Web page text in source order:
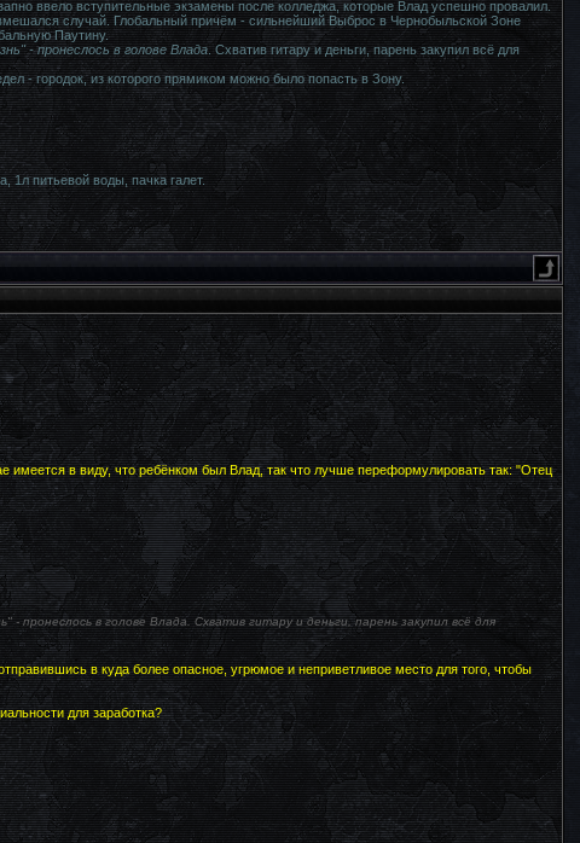
ввело вступительные экзамены после колледжа, которые Влад успешно провалил.
случай. Глобальный причём - сильнейший Выброс в Чернобыльской Зоне
Паутину.
- пронеслось в голове Влада. Схватив гитару и деньги, парень закупил всё для
- городок, из которого прямиком можно было попасть в Зону.
1л питьевой воды, пачка галет.
в виду, что ребёнком был Влад, так что лучше переформулировать так: "Отец
пронеслось в голове Влада. Схватив гитару и деньги, парень закупил всё для
в куда более опасное, угрюмое и неприветливое место для того, чтобы
для заработка?